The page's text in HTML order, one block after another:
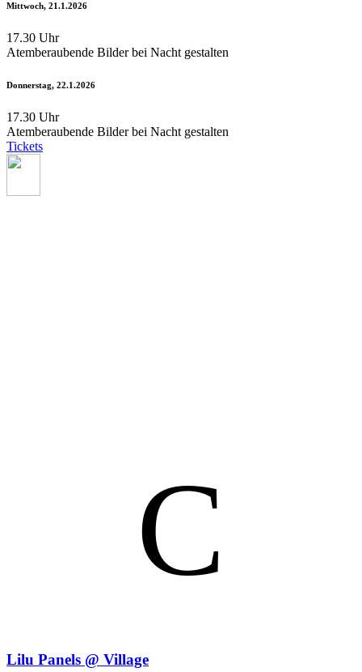
Mittwoch, 21.1.2026
17.30 Uhr
Atemberaubende Bilder bei Nacht gestalten
Donnerstag, 22.1.2026
17.30 Uhr
Atemberaubende Bilder bei Nacht gestalten
Tickets
C
Lilu Panels @ Village